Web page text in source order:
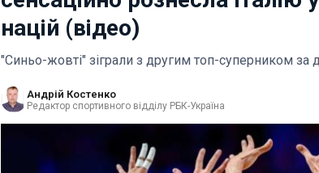
націй (відео)
"Синьо-жовті" зіграли з другим топ-суперником за
Андрій Костенко
Редактор спортивного відділу РБК-Україна